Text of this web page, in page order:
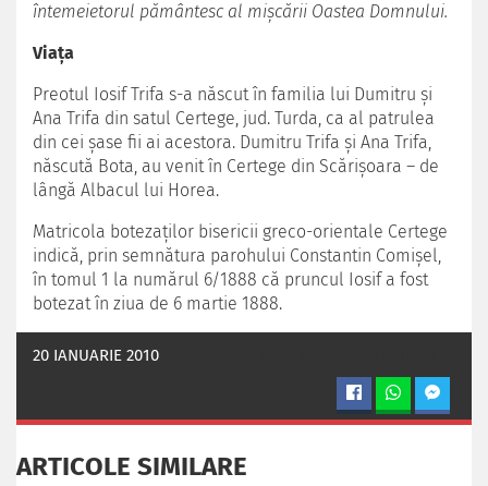
întemeietorul pământesc al mișcării Oastea Domnului.
Viaţa
Preotul Iosif Trifa s-a născut în familia lui Dumitru și
Ana Trifa din satul Certege, jud. Turda, ca al patrulea
din cei șase fii ai acestora. Dumitru Trifa şi Ana Trifa,
născută Bota, au venit în Certege din Scărişoara – de
lângă Albacul lui Horea.
Matricola botezaţilor bisericii greco-orientale Certege
indică, prin semnătura parohului Constantin Comişel,
în tomul 1 la numărul 6/1888 că pruncul Iosif a fost
botezat în ziua de 6 martie 1888.
20 IANUARIE 2010
ARTICOLE SIMILARE